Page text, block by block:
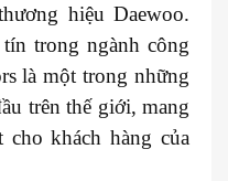
hiệu Daewoo.
trong ngành công
là một trong những
trên thế giới, mang
khách hàng của